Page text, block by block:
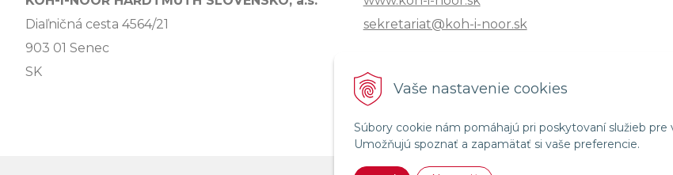
Vaše nastavenie cookies
Súbory cookie nám pomáhajú pri poskytovaní služieb pre
Umožňujú spoznať a zapamätať si vaše preferencie.
Diaľničná cesta 4564/21
903 01 Senec
SK
sekretariat@koh-i-noor.sk
Tel: +421 2 40252101
Fax: +421 2 44872870